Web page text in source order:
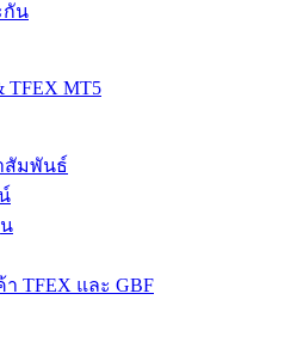
กัน
TFEX MT5
สัมพันธ์
TFEX และ GBF